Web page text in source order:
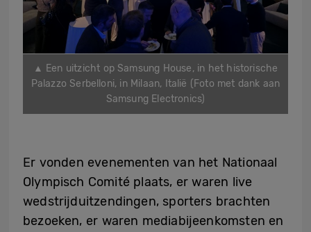
▲ Een uitzicht op Samsung House, in het historische
Palazzo Serbelloni, in Milaan, Italië (Foto met dank aan
Samsung Electronics)
Er vonden evenementen van het Nationaal
Olympisch Comité plaats, er waren live
wedstrijduitzendingen, sporters brachten
bezoeken, er waren mediabijeenkomsten en